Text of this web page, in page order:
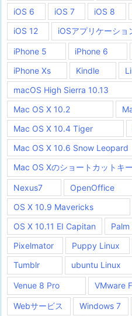
iOS 6
iOS 7 iOS 8
iOS 12
iOSアプリケーショ
iPhone 5 iPhone 6
iPhone Xs
Kindle
macOS High Sierra 10.13
Mac OS X 10.2
Mac OS X 10.4 Tiger
Mac OS X 10.6 Snow Leopard
Mac OS Xのショートカットキー
Nexus7 OpenOffice
OS X 10.9 Mavericks
OS X 10.11 EI Capitan
Palm
Pixelmator
Puppy Linux
Tumblr
ubuntu Linux
Venue 8 Pro VMware
Webサービス Windows 7